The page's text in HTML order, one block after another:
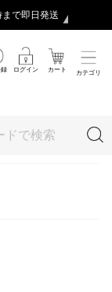
で即日発送
録 ログイン カート カテゴリ